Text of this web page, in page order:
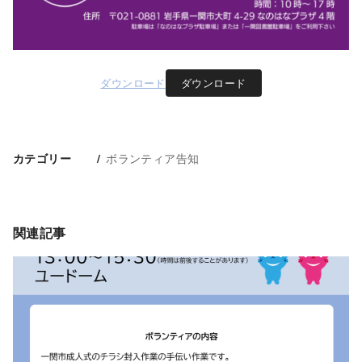
ダウンロード ダウンロード
カテゴリー ボランティア告知
関連記事